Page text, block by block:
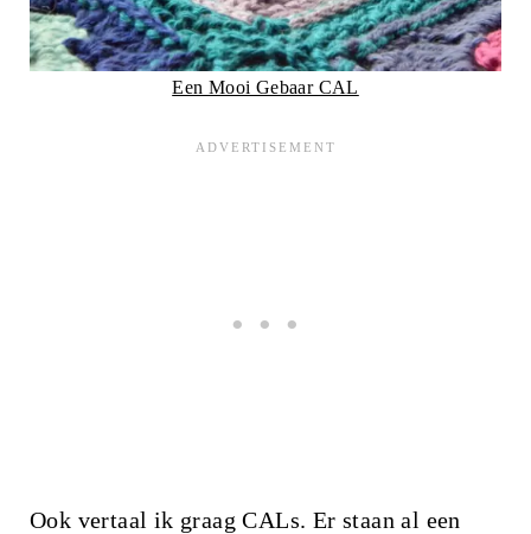
Een Mooi Gebaar CAL
Ook vertaal ik graag CALs. Er staan al een